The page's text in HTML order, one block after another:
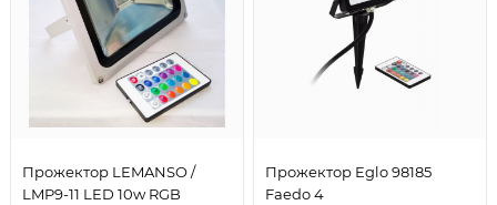
Прожектор LEMANSO /
LMP9-11 LED 10w RGB
Прожектор Eglo 98185
Faedo 4